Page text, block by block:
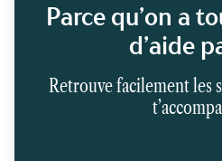
Parce qu’on a
d’aide
Retrouve facilement les